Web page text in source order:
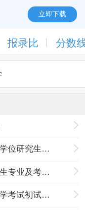
立即下载
报录比 分数
江苏科技大学2024年招收攻读硕士学位研究生专业目录
2020年江苏科技大学硕士研究生招生专业及考试科目
2019年江苏科技大学硕士研究生入学考试初试及复试参考书目